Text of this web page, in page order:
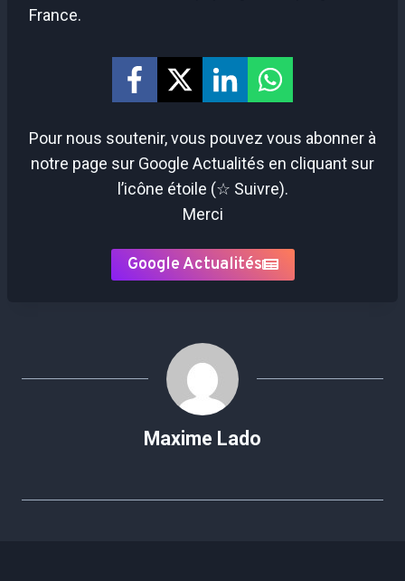
France.
Pour nous soutenir, vous pouvez vous abonner à
notre page sur Google Actualités en cliquant sur
l’icône étoile (☆ Suivre).
Merci
Google Actualités
Maxime Lado